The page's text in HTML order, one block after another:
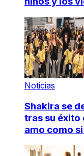
Noticias
Shakira se
tras su éxito
amo como